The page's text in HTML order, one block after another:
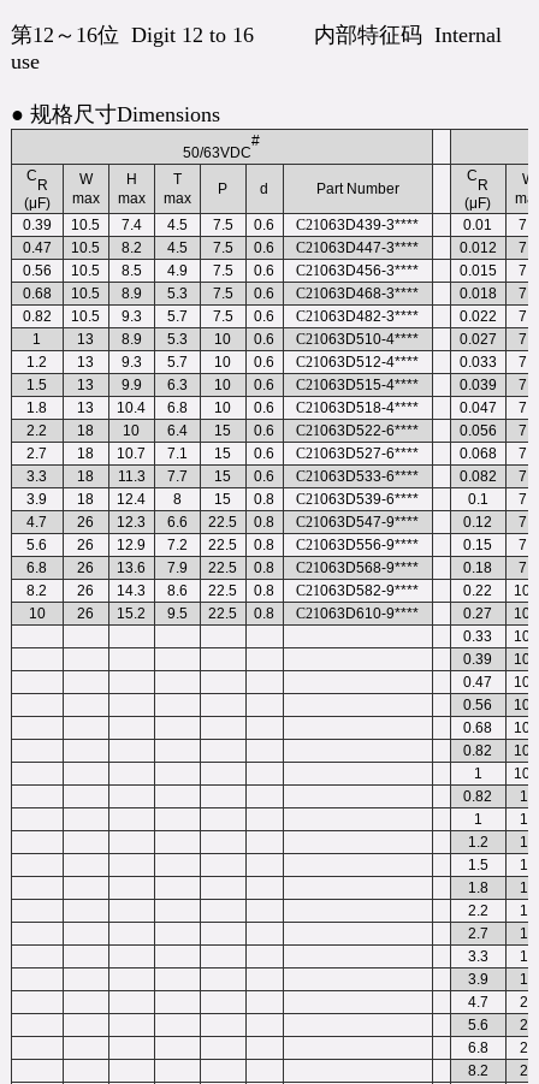
第12～16位 Digit 12 to 16 内部特征码 Internal
use
● 规格尺寸Dimensions
50/63VDC
#
C
R
(μF)
W
max
H
max
T
max
P d Part Number
C
R
(μF)
W
0.39
10.5 7.4 4.5 7.5 0.6 C21063D439-3**** 0.01
7.5
0.47
10.5 8.2 4.5 7.5 0.6 C21063D447-3**** 0.012
7.5
0.56
10.5 8.5 4.9 7.5 0.6 C21063D456-3**** 0.015
7.5
0.68
10.5 8.9 5.3 7.5 0.6 C21063D468-3**** 0.018
7.5
0.82
10.5 9.3 5.7 7.5 0.6 C21063D482-3**** 0.022
7.5
1
13 8.9 5.3 10 0.6 C21063D510-4**** 0.027
7.5
1.2
13 9.3 5.7 10 0.6 C21063D512-4**** 0.033
7.5
1.5
13 9.9 6.3 10 0.6 C21063D515-4**** 0.039
7.5
1.8
13 10.4 6.8 10 0.6 C21063D518-4**** 0.047
7.5
2.2
18 10 6.4 15 0.6 C21063D522-6**** 0.056
7.5
2.7
18 10.7 7.1 15 0.6 C21063D527-6**** 0.068
7.5
3.3
18 11.3 7.7 15 0.6 C21063D533-6**** 0.082
7.5
3.9
18 12.4 8 15 0.8 C21063D539-6**** 0.1
7.5
4.7
26 12.3 6.6 22.5 0.8 C21063D547-9**** 0.12
7.5
5.6
26 12.9 7.2 22.5 0.8 C21063D556-9**** 0.15
7.5
6.8
26 13.6 7.9 22.5 0.8 C21063D568-9**** 0.18
7.5
8.2
26 14.3 8.6 22.5 0.8 C21063D582-9**** 0.22
10
26 15.2 9.5 22.5 0.8 C21063D610-9**** 0.27
0.33
0.39
0.47
0.56
0.68
0.82
1
0.82
13
1
13
1.2
13
1.5
13
1.8
18
2.2
18
2.7
18
3.3
18
3.9
18
4.7
26
5.6
26
6.8
26
8.2
26